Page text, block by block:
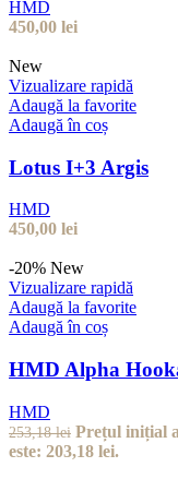
HMD
450,00 lei
New
Vizualizare rapidă
Adaugă la favorite
Adaugă în coș
Lotus I+3 Argis
HMD
450,00 lei
-20% New
Vizualizare rapidă
Adaugă la favorite
Adaugă în coș
HMD Alpha
HMD
253,18lei Prețul inițial
este: 203,18 lei.